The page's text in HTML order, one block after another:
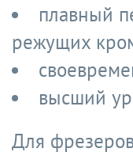
плавный
режущих
высший
Для